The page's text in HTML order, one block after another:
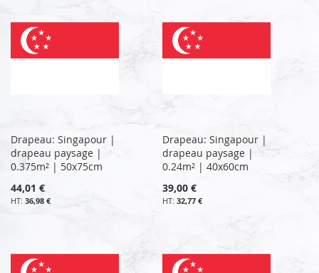
Drapeau: Singapour |
drapeau paysage |
0.375m² | 50x75cm
44,01 €
36,98 €
Drapeau: Singapour |
drapeau paysage |
0.24m² | 40x60cm
39,00 €
32,77 €